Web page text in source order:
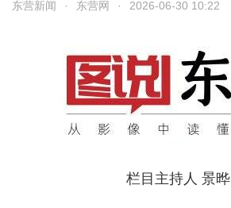
东营新闻 · 东营网 · 2026-06-30 10:22
栏目主持人 景晔